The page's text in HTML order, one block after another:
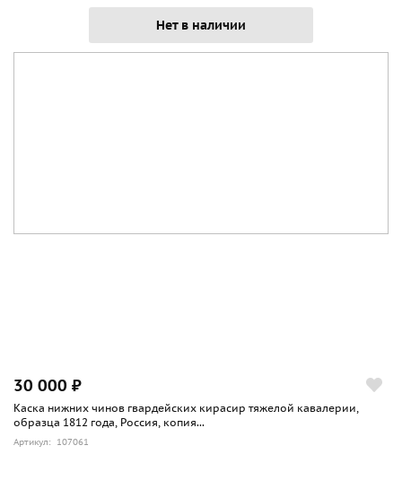
Нет в наличии
30 000 ₽
Каска нижних чинов гвардейских кирасир тяжелой кавалерии,
образца 1812 года, Россия, копия...
Артикул: 107061